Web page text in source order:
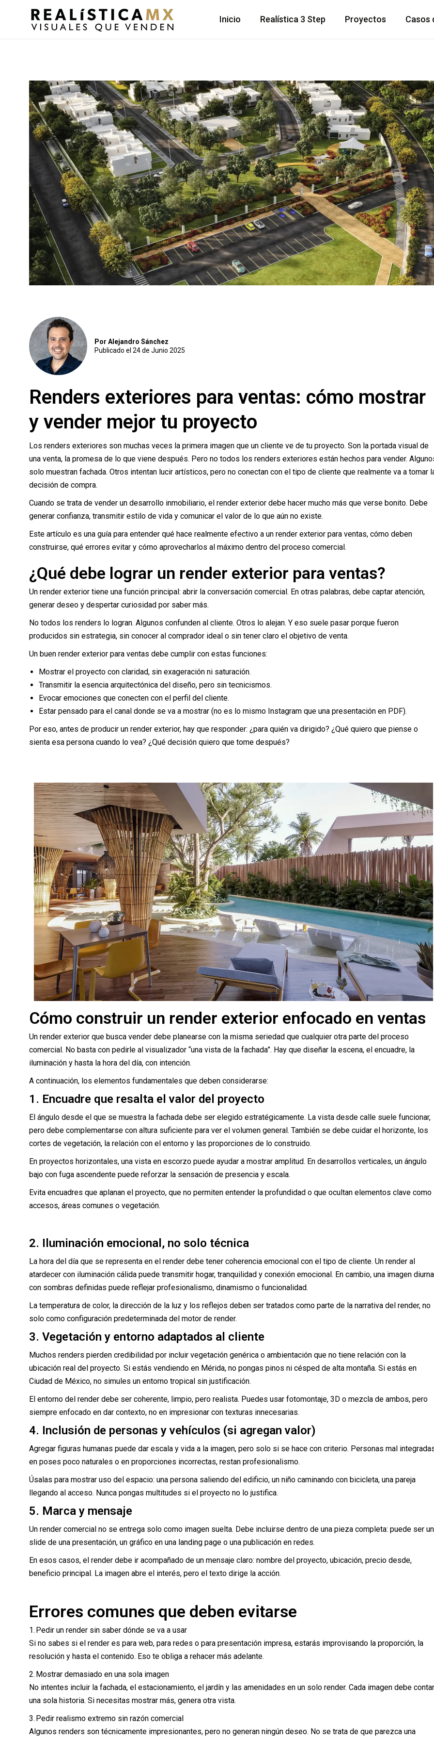
Inicio Realística 3 Step Proyectos Casos
Por Alejandro Sánchez
Publicado el 24 de Junio 2025
Renders exteriores para ventas: cómo mostrar
y vender mejor tu proyecto
Los renders exteriores son muchas veces la primera imagen que un cliente ve de tu proyecto. Son la portada visual de
una venta, la promesa de lo que viene después. Pero no todos los renders exteriores están hechos para vender.
solo muestran fachada. Otros intentan lucir artísticos, pero no conectan con el tipo de cliente que realmente va a tomar
decisión de compra.
Cuando se trata de vender un desarrollo inmobiliario, el render exterior debe hacer mucho más que verse bonito. Debe
generar confianza, transmitir estilo de vida y comunicar el valor de lo que aún no existe.
Este artículo es una guía para entender qué hace realmente efectivo a un render exterior para ventas, cómo deben
construirse, qué errores evitar y cómo aprovecharlos al máximo dentro del proceso comercial.
¿Qué debe lograr un render exterior para ventas?
Un render exterior tiene una función principal: abrir la conversación comercial. En otras palabras, debe captar atención,
generar deseo y despertar curiosidad por saber más.
No todos los renders lo logran. Algunos confunden al cliente. Otros lo alejan. Y eso suele pasar porque fueron
producidos sin estrategia, sin conocer al comprador ideal o sin tener claro el objetivo de venta.
Un buen render exterior para ventas debe cumplir con estas funciones:
Mostrar el proyecto con claridad, sin exageración ni saturación.
Transmitir la esencia arquitectónica del diseño, pero sin tecnicismos.
Evocar emociones que conecten con el perfil del cliente.
Estar pensado para el canal donde se va a mostrar (no es lo mismo Instagram que una presentación en PDF).
Por eso, antes de producir un render exterior, hay que responder: ¿para quién va dirigido? ¿Qué quiero que piense o
sienta esa persona cuando lo vea? ¿Qué decisión quiero que tome después?
Cómo construir un render exterior enfocado en ventas
Un render exterior que busca vender debe planearse con la misma seriedad que cualquier otra parte del proceso
comercial. No basta con pedirle al visualizador “una vista de la fachada”. Hay que diseñar la escena, el encuadre, la
iluminación y hasta la hora del día, con intención.
A continuación, los elementos fundamentales que deben considerarse:
1. Encuadre que resalta el valor del proyecto
El ángulo desde el que se muestra la fachada debe ser elegido estratégicamente. La vista desde calle suele funcionar,
pero debe complementarse con altura suficiente para ver el volumen general. También se debe cuidar el horizonte, los
cortes de vegetación, la relación con el entorno y las proporciones de lo construido.
En proyectos horizontales, una vista en escorzo puede ayudar a mostrar amplitud. En desarrollos verticales, un ángulo
bajo con fuga ascendente puede reforzar la sensación de presencia y escala.
Evita encuadres que aplanan el proyecto, que no permiten entender la profundidad o que ocultan elementos clave como
accesos, áreas comunes o vegetación.
2. Iluminación emocional, no solo técnica
La hora del día que se representa en el render debe tener coherencia emocional con el tipo de cliente. Un render al
atardecer con iluminación cálida puede transmitir hogar, tranquilidad y conexión emocional. En cambio, una imagen diurna
con sombras definidas puede reflejar profesionalismo, dinamismo o funcionalidad.
La temperatura de color, la dirección de la luz y los reflejos deben ser tratados como parte de la narrativa del render, no
solo como configuración predeterminada del motor de render.
3. Vegetación y entorno adaptados al cliente
Muchos renders pierden credibilidad por incluir vegetación genérica o ambientación que no tiene relación con la
ubicación real del proyecto. Si estás vendiendo en Mérida, no pongas pinos ni césped de alta montaña. Si estás en
Ciudad de México, no simules un entorno tropical sin justificación.
El entorno del render debe ser coherente, limpio, pero realista. Puedes usar fotomontaje, 3D o mezcla de ambos, pero
siempre enfocado en dar contexto, no en impresionar con texturas innecesarias.
4. Inclusión de personas y vehículos (si agregan valor)
Agregar figuras humanas puede dar escala y vida a la imagen, pero solo si se hace con criterio. Personas mal
en poses poco naturales o en proporciones incorrectas, restan profesionalismo.
Úsalas para mostrar uso del espacio: una persona saliendo del edificio, un niño caminando con bicicleta, una pareja
llegando al acceso. Nunca pongas multitudes si el proyecto no lo justifica.
5. Marca y mensaje
Un render comercial no se entrega solo como imagen suelta. Debe incluirse dentro de una pieza completa: puede ser un
slide de una presentación, un gráfico en una landing page o una publicación en redes.
En esos casos, el render debe ir acompañado de un mensaje claro: nombre del proyecto, ubicación, precio desde,
beneficio principal. La imagen abre el interés, pero el texto dirige la acción.
Errores comunes que deben evitarse
1. Pedir un render sin saber dónde se va a usar
Si no sabes si el render es para web, para redes o para presentación impresa, estarás improvisando la proporción, la
resolución y hasta el contenido. Eso te obliga a rehacer más adelante.
2. Mostrar demasiado en una sola imagen
No intentes incluir la fachada, el estacionamiento, el jardín y las amenidades en un solo render. Cada imagen debe contar
una sola historia. Si necesitas mostrar más, genera otra vista.
3. Pedir realismo extremo sin razón comercial
Algunos renders son técnicamente impresionantes, pero no generan ningún deseo. No se trata de que parezca una